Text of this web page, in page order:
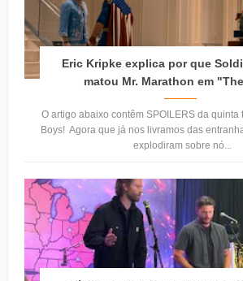
Eric Kripke explica por que
matou Mr. Marathon em
O artigo abaixo contêm SPOILERS da quinta
Boys! Agora que já nos livramos das
explodiram sobre nó...